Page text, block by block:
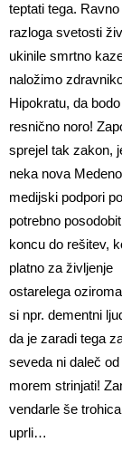
teptati tega. Ravno
razloga svetosti
ukinile smrtno
naložimo
Hipokratu, da
resnično noro!
sprejel tak zakon,
neka nova
medijski podpori
potrebno
koncu do rešitev,
platno za življenje
ostarelega
si npr. dementni
da je zaradi tega
seveda ni daleč
morem strinjati!
vendarle še
uprli…